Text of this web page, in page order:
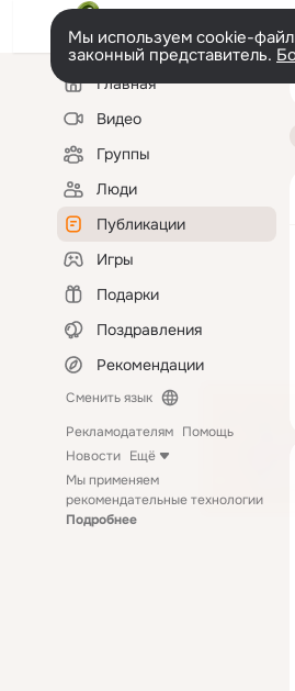
Мы используем cookie-
законный представитель.
Левая
колонкаГлавная
Видео
Группы
Люди
Публикации
Игры
Подарки
Поздравления
Рекомендации
Сменить язык
Рекламодателям Помощь
Новости Ещё
Мы применяем
рекомендательные технологии
Подробнее